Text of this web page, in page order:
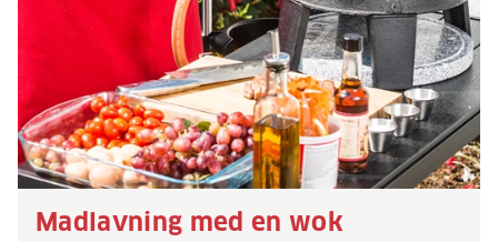
Madlavning med en wok